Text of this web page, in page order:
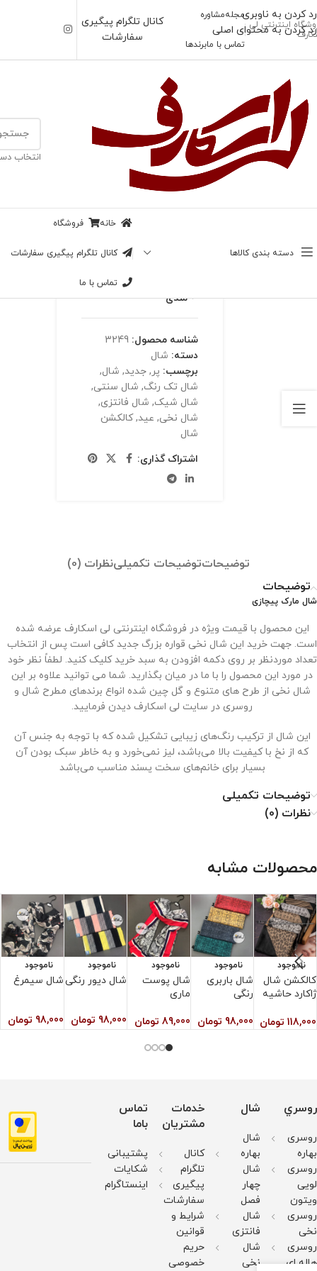
رد کردن به ناوبری
رد کردن به محتوای اصلی
اینترنتی لی
مجلهمشاوره
تماس با مابرندها
کانال تلگرام پیگیری
سفارشات
انتخاب
دسته بندی کالاها
خانه فروشگاه
کانال تلگرام پیگیری سفارشات
تماس با ما
خانه/ شال
شال مارک پیچازی
تومان
در انبار موجود نمی باشد
افزودن به علاقه
مندی
شناسه محصول: 3249
دسته: شال
برچسب: پر, جدید, شال,
شال تک رنگ, شال سنتی,
شال شیک, شال فانتزی,
شال نخی, عید, کالکشن
شال
اشتراک گذاری:
توضیحاتتوضیحات تکمیلینظرات (0)
توضیحات
شال مارک پیچازی
این محصول با قیمت ویژه در فروشگاه اینترنتی لی اسکارف عرضه شده
است. جهت خرید این شال نخی قواره بزرگ جدید کافی است پس از انتخاب
تعداد موردنظر بر روی دکمه افزودن به سبد خرید کلیک کنید. لطفاً نظر خود
در مورد این محصول را با ما در میان بگذارید. شما می توانید علاوه بر این
شال نخی از طرح های متنوع و گل چین شده انواع برندهای مطرح شال و
روسری در سایت لی اسکارف دیدن فرمایید.
این شال از ترکیب رنگ‌های زیبایی تشکیل شده که با توجه به جنس آن
که از نخ با کیفیت بالا می‌باشد، لیز نمی‌خورد و به خاطر سبک بودن آن
بسیار برای خانم‌های سخت پسند مناسب می‌باشد
۱. با دمای کم اتو شود.
۳. از خشک کن استفاده نشود.
۴. از سفید کننده استفاده نشود.
توضیحات تکمیلی
نظرات (0)
محصولات مشابه
ناموجود
کالکشن شال
ژاکارد حاشیه
118,000 تومان
ناموجود
شال باربری
رنگی
98,000 تومان
ناموجود
شال پوست
ماری
89,000 تومان
ناموجود
شال دیور رنگی
98,000 تومان
ناموجود
شال سیمرغ
98,000 تومان
روسري
روسری
بهاره
روسری
لویی
ویتون
روسری
نخی
روسری
هاله ای
شال
شال
بهاره
شال
چهار
فصل
شال
فانتزی
شال
نخی
خدمات
مشتریان
کانال
تلگرام
پیگیری
سفارشات
شرایط و
قوانین
حریم
خصوصی
تماس
باما
پشتیبانی
شکایات
اینستاگرام